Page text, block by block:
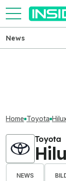
News
Home Toyota
Toyota
NEWS